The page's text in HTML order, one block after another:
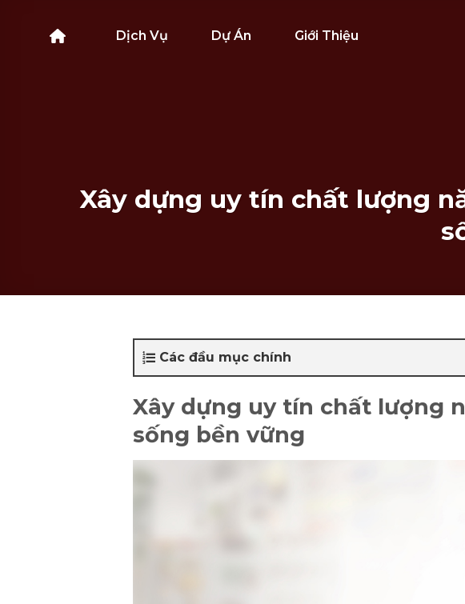
Dịch Vụ Dự Án Giới Thiệu
Xây dựng uy tín chất lượng
Các đầu mục chính
Xây dựng uy tín chất lượng
sống bền vững